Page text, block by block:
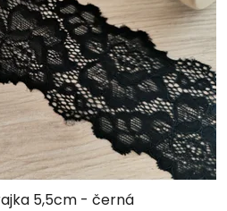
5,5cm - černá